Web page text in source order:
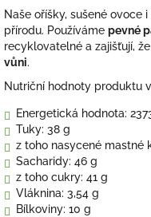
Naše oříšky, sušené
přírodu. Používáme pevné
recyklovatelné a zajišťují,
vůni.
Nutriční hodnoty produktu
Energetická hodnota:
Tuky: 38 g
z toho nasycené mastné
Sacharidy: 46 g
z toho cukry: 41 g
Vláknina: 3,54 g
Bílkoviny: 10 g